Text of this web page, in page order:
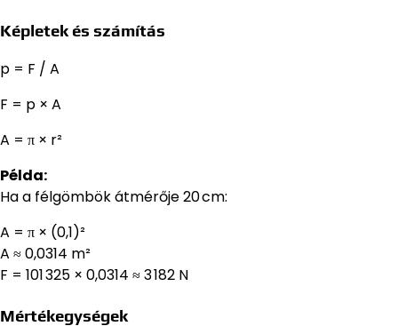
Képletek és számítás
p = F / A
F = p × A
A = π × r²
Példa:
Ha a félgömbök átmérője 20 cm:
A = π × (0,1)²
A ≈ 0,0314 m²
F = 101 325 × 0,0314 ≈ 3 182 N
Mértékegységek